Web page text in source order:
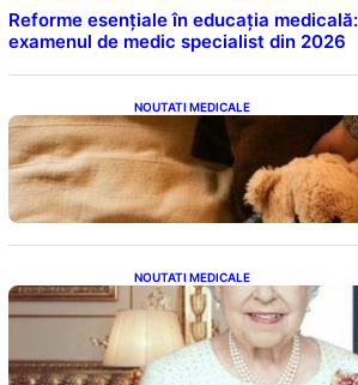
Reforme esențiale în educația
examenul de medic specialist din 2026
NOUTATI MEDICALE
Somnul Sănătos: Câte
în Funcție de Vârstă și
Sănătății
NOUTATI MEDICALE
Longevitatea în Rândul
din Viața Prințului Philip
Fost Pe Punctul de a